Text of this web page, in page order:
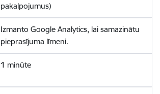
pakalpojumus)
Izmanto Google Analytics, lai samazinātu
pieprasījuma līmeni.
1 minūte